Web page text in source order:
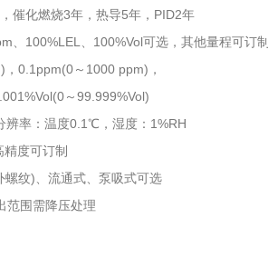
催化燃烧3年，热导5年，PID2年
100%LEL、100%Vol可选，其他量程可订制
0.1ppm(0～1000 ppm)，
～99.999%Vol)
率：温度0.1℃，湿度：1%RH
度可订制
纹)、流通式、泵吸式可选
围需降压处理